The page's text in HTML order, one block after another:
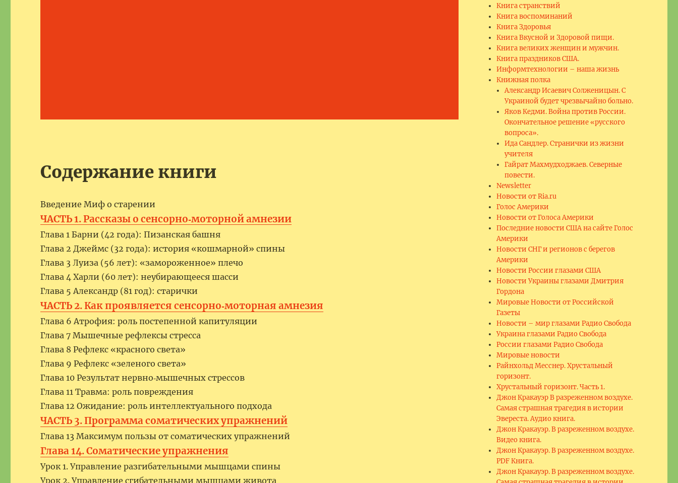
Содержание книги
Введение Миф о старении
ЧАСТЬ 1. Рассказы о сенсорно‑моторной амнезии
Глава 1 Барни (42 года): Пизанская башня
Глава 2 Джеймс (32 года): история «кошмарной» спины
Глава 3 Луиза (56 лет): «замороженное» плечо
Глава 4 Харли (60 лет): неубирающееся шасси
Глава 5 Александр (81 год): старички
ЧАСТЬ 2. Как проявляется сенсорно‑моторная амнезия
Глава 6 Атрофия: роль постепенной капитуляции
Глава 7 Мышечные рефлексы стресса
Глава 8 Рефлекс «красного света»
Глава 9 Рефлекс «зеленого света»
Глава 10 Результат нервно‑мышечных стрессов
Глава 11 Травма: роль повреждения
Глава 12 Ожидание: роль интеллектуального подхода
ЧАСТЬ 3. Программа соматических упражнений
Глава 13 Максимум пользы от соматических упражнений
Глава 14. Соматические упражнения
Урок 1. Управление разгибательными мышцами спины
Урок 2. Управление сгибательными мышцами живота
Книга странствий
Книга воспоминаний
Книга Здоровья
Книга Вкусной и Здоровой пищи.
Книга великих женщин и мужчин.
Книга праздников США.
Информтехнологии – наша жизнь
Книжная полка
Александр Исаевич Солженицын. С
Украиной будет чрезвычайно больно.
Яков Кедми. Война против России.
Окончательное решение «русского
вопроса».
Ида Сандлер. Странички из жизни
учителя
Гайрат Махмудходжаев. Северные
повести.
Newsletter
Новости от Ria.ru
Голос Америки
Новости от Голоса Америки
Последние новости США на сайте Голос
Америки
Новости СНГ и регионов с берегов
Америки
Новости России глазами США
Новости Украины глазами Дмитрия
Гордона
Мировые Новости от Российской
Газеты
Новости – мир глазами Радио Свобода
Украина глазами Радио Свобода
России глазами Радио Свобода
Мировые новости
Райнхольд Месснер. Хрустальный
горизонт.
Хрустальный горизонт. Часть 1.
Джон Кракауэр В разреженном воздухе.
Самая страшная трагедия в истории
Эвереста. Аудио книга.
Джон Кракауэр. В разреженном воздухе.
Видео книга.
Джон Кракауэр. В разреженном воздухе.
PDF Книга.
Джон Кракауэр. В разреженном воздухе.